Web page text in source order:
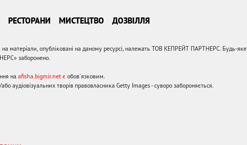
РЕСТОРАНИ МИСТЕЦТВО ДОЗВІЛЛЯ
матеріали, опубліковані на даному ресурсі, належать ТОВ КЕПРЕЙТ ПАРТНЕРС. Будь-яке
заборонено.
на afisha.bigmir.net є обов'язковим.
аудіовізуальних творів правовласника Getty Images - суворо забороняється.